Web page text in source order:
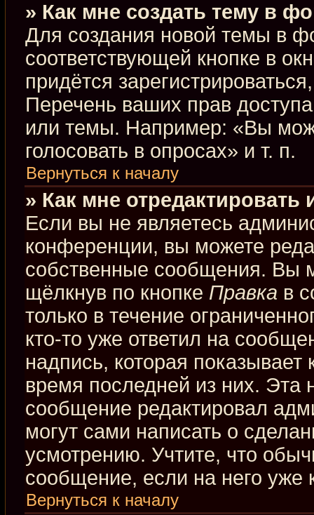
» Как мне создать тему в
Для создания новой темы в
соответствующей кнопке в
придётся
Перечень ваших прав
или темы. Например: «Вы
голосовать в опросах» и т. п.
Вернуться к началу
» Как мне
Если вы не являетесь
конференции, вы можете
собственные сообщения. Вы
щёлкнув по кнопке Правка в
только в течение
кто-то уже ответил на
надпись, которая показывает
время последней из них. Эта
сообщение редактировал
могут сами написать о
усмотрению. Учтите, что
сообщение, если на него уже
Вернуться к началу